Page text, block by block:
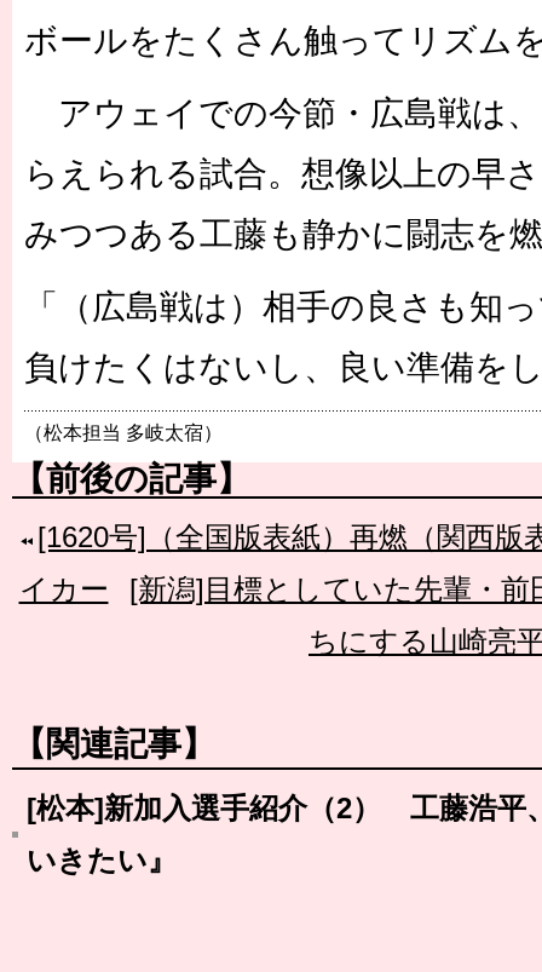
ボールをたくさん触ってリズム
アウェイでの今節・広島戦は
らえられる試合。想像以上の早
みつつある工藤も静かに闘志を
「（広島戦は）相手の良さも知
負けたくはないし、良い準備を
（松本担当 多岐太宿）
【前後の記事】
[1620号]（全国版表紙）再燃（関西
イカー
[新潟]目標としていた先輩・
ちにする山崎亮
【関連記事】
[松本]新加入選手紹介（2） 工藤浩平
いきたい』